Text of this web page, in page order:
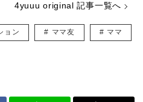
4yuuu original 記事一覧へ
ョン ママ友 ママ